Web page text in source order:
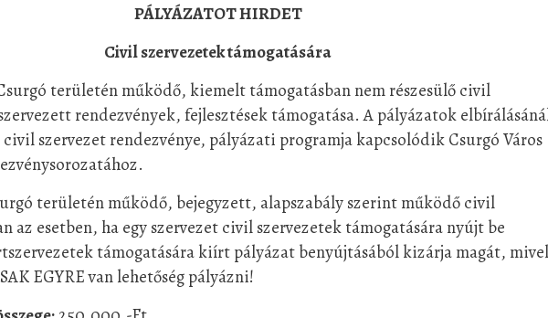
PÁLYÁZATOT HIRDET
Civil szervezetek támogatására
területén működő, kiemelt támogatásban nem részesülő civil
rendezvények, fejlesztések támogatása. A pályázatok
szervezet rendezvénye, pályázati programja kapcsolódik Csurgó Város
területén működő, bejegyzett, alapszabály szerint működő civil
az esetben, ha egy szervezet civil szervezetek támogatására nyújt be
támogatására kiírt pályázat benyújtásából kizárja magát,
EGYRE van lehetőség pályázni!